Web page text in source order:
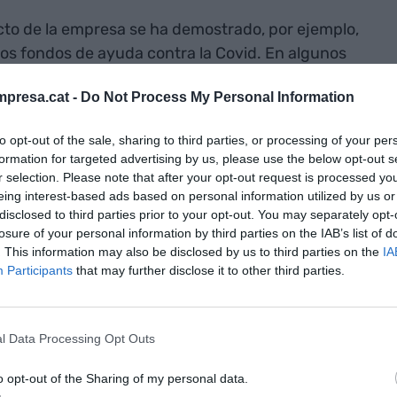
- Do Not Process My Personal Information
opt-out of the sale, sharing to third parties, or processing of your
for targeted advertising by us, please use the below opt-out
selection. Please note that after your opt-out request is processed
interest-based ads based on personal information utilized by us
to third parties prior to your opt-out. You may separately
of your personal information by third parties on the IAB’s list of
This information may also be disclosed by us to third parties on the
Participants that may further disclose it to other third parties.
Data Processing Opt Outs
opt-out of the Sharing of my personal data.
de la empresa se ha demostrado, por ejemplo,
fondos de ayuda contra la Covid. En algunos
la ayuda. En otros, ha habido ayudas pero con
que demuestran que el hecho empresarial
en Catalunya o en España se procede a un
el volumen y la agilidad con que llegan
de sensibilidad general respecto del hecho
si se mira la historia del siglo XX, si algo
que quisieron crear sistemas económicos
no supieron crear riqueza y empobrecieron
dónde sale esta raíz de desconfianza hacia la
las